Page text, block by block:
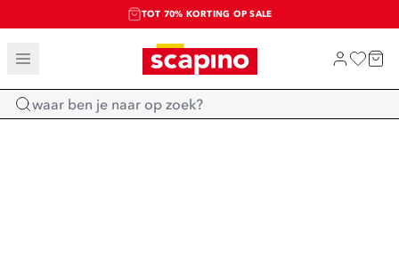
TOT 70% KORTING OP SALE
SALE: LAATSTE KANS!
SHOP NIEUW
Home